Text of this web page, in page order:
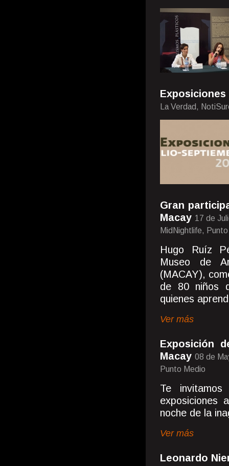
La Verdad,
Gran
Macay 17 de
MidNightlife,
Hugo Ruíz
Museo de
(MACAY),
de 80 niños
quienes
Ver más
Exposición
Macay 08 de
Punto Medio
Te
exposiciones
noche de la
Ver más
Leonardo